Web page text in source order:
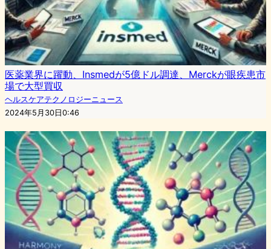
医薬業界に躍動、Insmedが5億ドル調達、Merckが眼疾患市
場で大型買収
ヘルスケアテクノロジーニュース
2024年5月30日0:46